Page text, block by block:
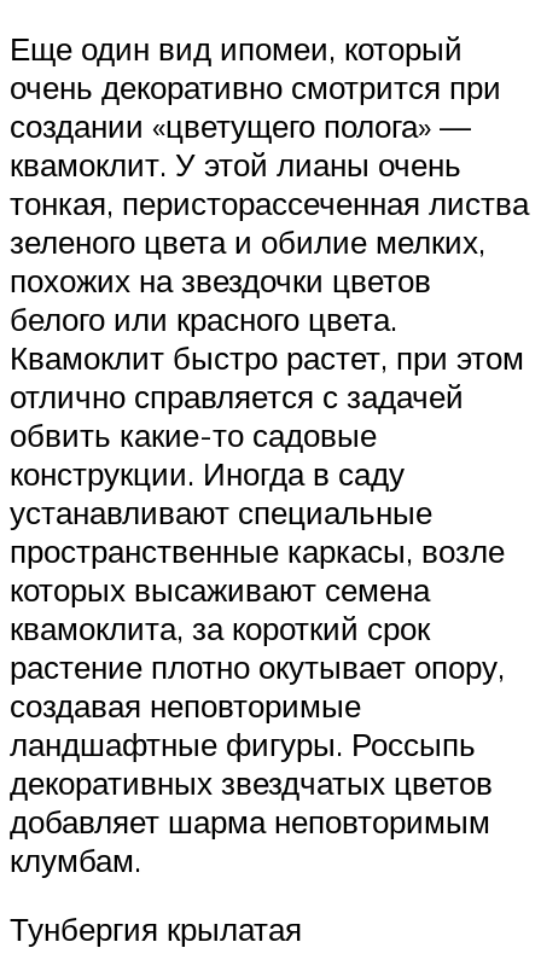
Еще один вид ипомеи, который
очень декоративно смотрится при
создании «цветущего полога» —
квамоклит. У этой лианы очень
тонкая, перисторассеченная листва
зеленого цвета и обилие мелких,
похожих на звездочки цветов
белого или красного цвета.
Квамоклит быстро растет, при этом
отлично справляется с задачей
обвить какие-то садовые
конструкции. Иногда в саду
устанавливают специальные
пространственные каркасы, возле
которых высаживают семена
квамоклита, за короткий срок
растение плотно окутывает опору,
создавая неповторимые
ландшафтные фигуры. Россыпь
декоративных звездчатых цветов
добавляет шарма неповторимым
клумбам.
Тунбергия крылатая